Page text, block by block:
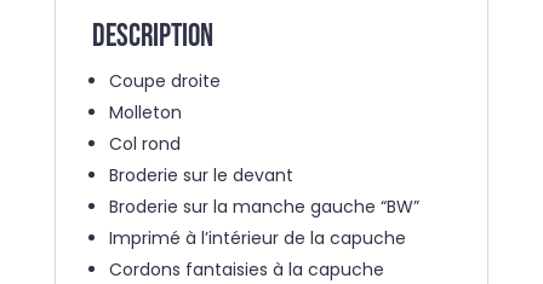
Description
Coupe droite
Molleton
Col rond
Broderie sur le devant
Broderie sur la manche gauche “BW”
Imprimé à l’intérieur de la capuche
Cordons fantaisies à la capuche